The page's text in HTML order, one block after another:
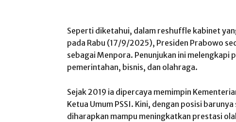
Seperti diketahui, dalam reshuffle kabinet
pada Rabu (17/9/2025), Presiden Prabowo
sebagai Menpora. Penunjukan ini melengkapi
pemerintahan, bisnis, dan olahraga.
Sejak 2019 ia dipercaya memimpin
Ketua Umum PSSI. Kini, dengan posisi
diharapkan mampu meningkatkan prestasi